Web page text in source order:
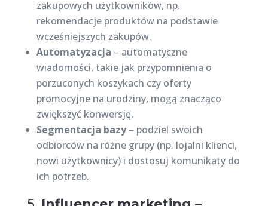
zakupowych użytkowników, np.
rekomendacje produktów na podstawie
wcześniejszych zakupów.
Automatyzacja – automatyczne
wiadomości, takie jak przypomnienia o
porzuconych koszykach czy oferty
promocyjne na urodziny, mogą znacząco
zwiększyć konwersję.
Segmentacja bazy– podziel swoich
odbiorców na różne grupy (np. lojalni klienci,
nowi użytkownicy) i dostosuj komunikaty do
ich potrzeb.